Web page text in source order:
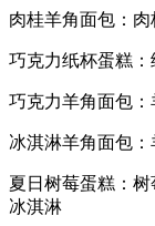
肉桂羊角面包：
巧克力纸杯蛋糕
巧克力羊角面包
冰淇淋羊角面包
夏日树莓蛋糕：
冰淇淋